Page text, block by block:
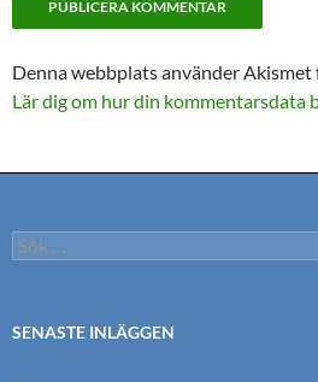
Denna webbplats använder
Lär dig om hur din kommentarsdata
Sök
efter:
SENASTE INLÄGGEN